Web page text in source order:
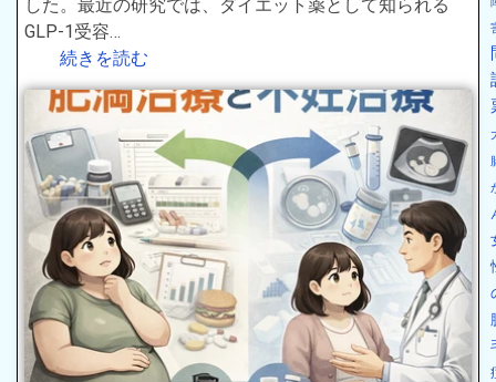
した。最近の研究では、ダイエット薬として知られる
GLP-1受容…
続きを読む